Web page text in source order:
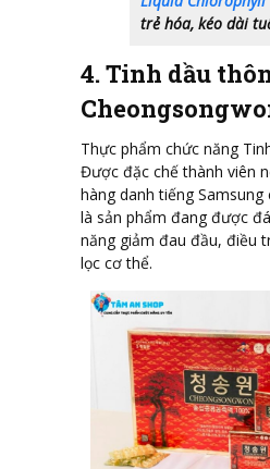
trẻ hóa, kéo dài
4. Tinh dầu
Thực phẩm chức năng
Được đặc chế thành viên
hàng danh tiếng
là sản phẩm đang được
năng giảm đau đầu, điều
lọc cơ thể.